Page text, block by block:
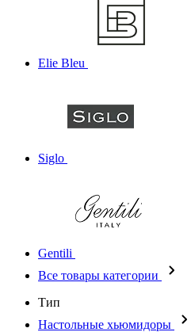
Elie Bleu
Siglo
Gentili
Все товары категории
Тип
Настольные хьюмидоры